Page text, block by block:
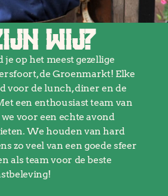
WIJ?
op het meest gezellige
de Groenmarkt! Elke
voor de lunch, diner en de
een enthousiast team van
we voor een echte avond
We houden van hard
zo veel van een goede sfeer
als team voor de beste